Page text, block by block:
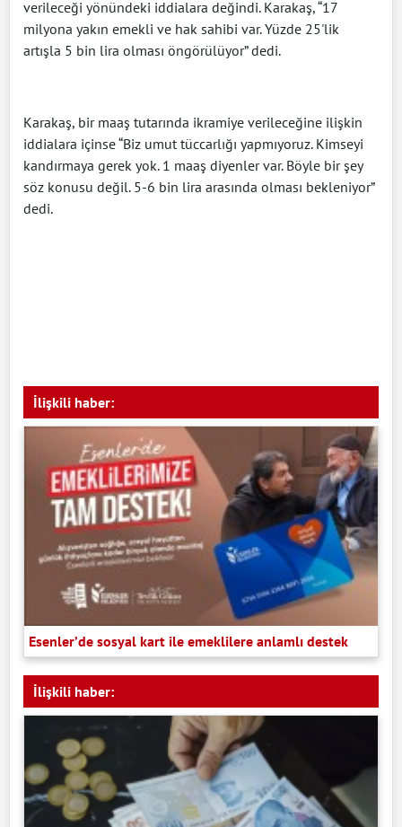
verileceği yönündeki iddialara değindi. Karakaş, “17
milyona yakın emekli ve hak sahibi var. Yüzde 25'lik
artışla 5 bin lira olması öngörülüyor” dedi.
Karakaş, bir maaş tutarında ikramiye verileceğine ilişkin
iddialara içinse “Biz umut tüccarlığı yapmıyoruz. Kimseyi
kandırmaya gerek yok. 1 maaş diyenler var. Böyle bir şey
söz konusu değil. 5-6 bin lira arasında olması bekleniyor”
dedi.
İlişkili haber:
Esenler’de sosyal kart ile emeklilere anlamlı destek
İlişkili haber: